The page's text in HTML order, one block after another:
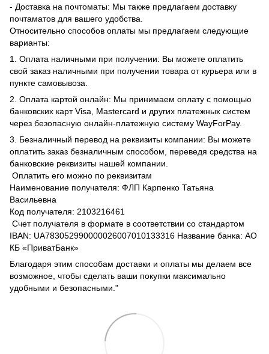
- Доставка на почтоматы: Мы также предлагаем доставку
почтаматов для вашего удобства.
Относительно способов оплаты мы предлагаем следующие
варианты:
1. Оплата наличными при получении: Вы можете оплатить
свой заказ наличными при получении товара от курьера или в
пункте самовывоза.
2. Оплата картой онлайн: Мы принимаем оплату с помощью
банковских карт Visa, Mastercard и других платежных систем
через безопасную онлайн-платежную систему WayForPay.
3. Безналичный перевод на реквизиты компании: Вы можете
оплатить заказ безналичным способом, переведя средства на
банковские реквизиты нашей компании.
Оплатить его можно по реквизитам
Наименование получателя: ФЛП Карпенко Татьяна
Васильевна
Код получателя: 2103216461
Счет получателя в формате в соответствии со стандартом
IBAN: UA783052990000026007010133316 Название банка: АО
КБ «ПриватБанк»
Благодаря этим способам доставки и оплаты мы делаем все
возможное, чтобы сделать ваши покупки максимально
удобными и безопасными."